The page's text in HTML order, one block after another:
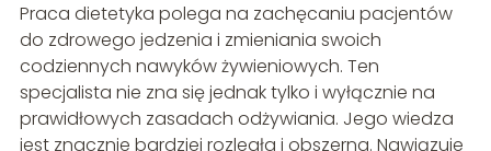
Praca dietetyka polega na zachęcaniu pacjentów
do zdrowego jedzenia i zmieniania swoich
codziennych nawyków żywieniowych. Ten
specjalista nie zna się jednak tylko i wyłącznie na
prawidłowych zasadach odżywiania. Jego wiedza
jest znacznie bardziej rozległa i obszerna. Nawiązuje